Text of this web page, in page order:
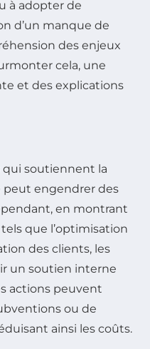
à adopter de
d’un manque de
des enjeux
cela, une
et des explications
qui soutiennent la
peut engendrer des
en montrant
que l’optimisation
des clients, les
un soutien interne
actions peuvent
ou de
ainsi les coûts.